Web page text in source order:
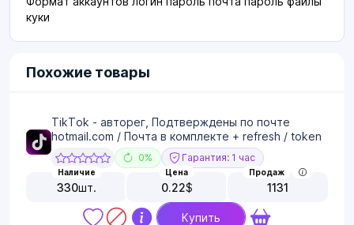
куки
Похожие товары
TikTok - авторег, Подтверждены по почте
hotmail.com / Почта в комплекте + refresh / token
0% Гарантия: 1 час
Наличие
330шт.
Цена
0.22$
Продаж
1131
Купить